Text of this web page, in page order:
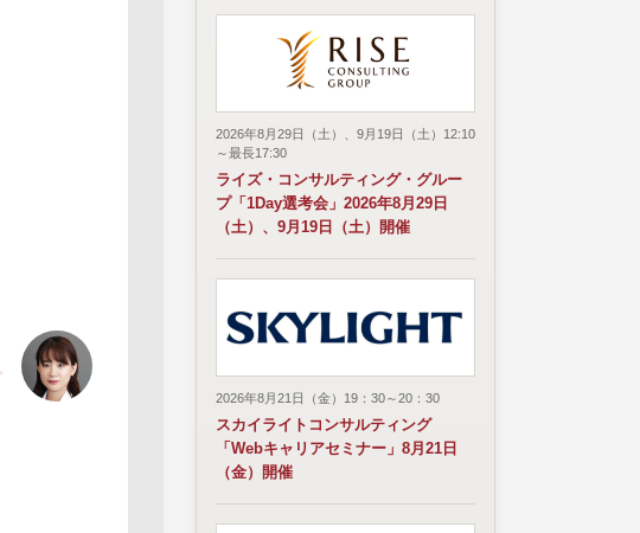
2026年8月29日（土）、9月19日（土）12:10
～最長17:30
ライズ・コンサルティング・グルー
プ「1Day選考会」2026年8月29日
（土）、9月19日（土）開催
2026年8月21日（金）19：30～20：30
スカイライトコンサルティング
「Webキャリアセミナー」8月21日
（金）開催